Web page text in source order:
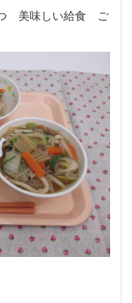
美味しい給食 ご